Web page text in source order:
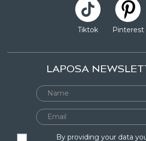
Tiktok Pinterest
LAPOSA
By providing your data